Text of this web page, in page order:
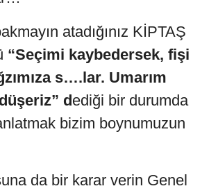
atadığınız KİPTAŞ
“Seçimi kaybedersek, fişi
s….lar. Umarım
dediği bir durumda
bizim boynumuzun
da bir karar verin Genel